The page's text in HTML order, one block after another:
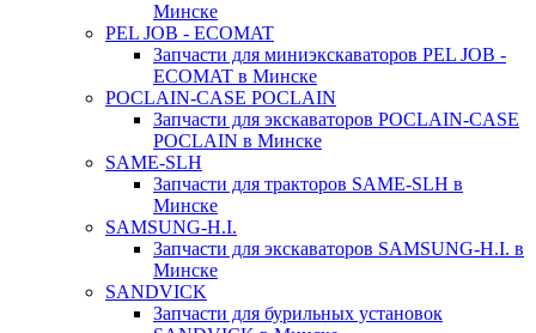
Минске
PEL JOB - ECOMAT
Запчасти для миниэкскаваторов PEL JOB -
ECOMAT в Минске
POCLAIN-CASE POCLAIN
Запчасти для экскаваторов POCLAIN-CASE
POCLAIN в Минске
SAME-SLH
Запчасти для тракторов SAME-SLH в
Минске
SAMSUNG-H.I.
Запчасти для экскаваторов SAMSUNG-H.I. в
Минске
SANDVICK
Запчасти для бурильных установок